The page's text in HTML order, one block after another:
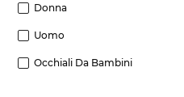
Donna
Uomo
Occhiali Da Bambini